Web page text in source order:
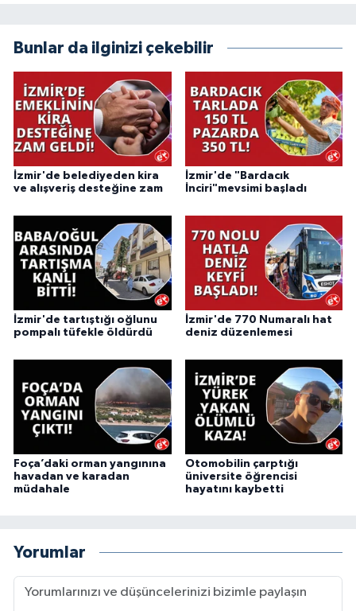
Bunlar da ilginizi çekebilir
İzmir'de belediyeden kira
ve alışveriş desteğine zam
İzmir'de "Bardacık
İnciri"mevsimi başladı
İzmir'de tartıştığı oğlunu
pompalı tüfekle öldürdü
İzmir'de 770 Numaralı hat
deniz düzenlemesi
Foça’daki orman yangınına
havadan ve karadan
müdahale
Otomobilin çarptığı
üniversite öğrencisi
hayatını kaybetti
Yorumlar